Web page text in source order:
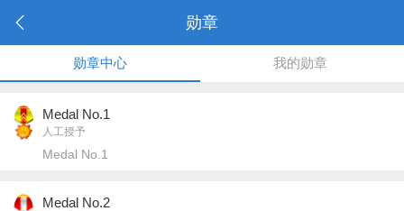
勋章
勋章中心 我的勋章
Medal No.1
人工授予
Medal No.1
Medal No.2